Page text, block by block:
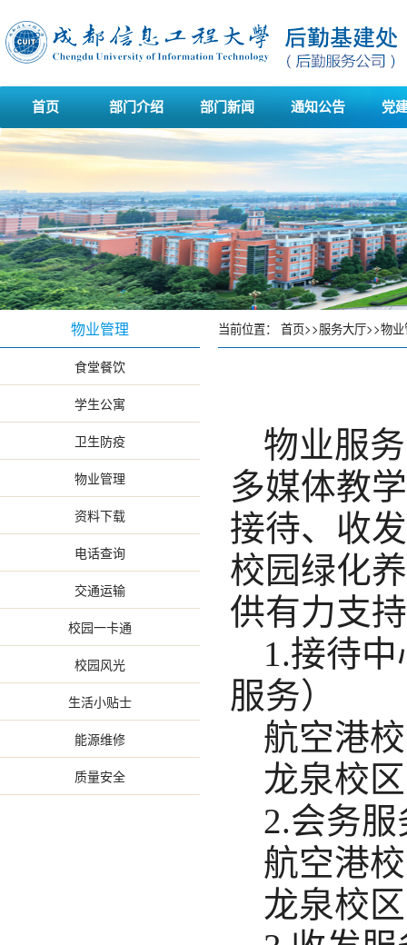
首页 部门介绍 部门新闻 通知公告 党
物业管理
食堂餐饮
学生公寓
卫生防疫
物业管理
资料下载
电话查询
交通运输
校园一卡通
校园风光
生活小贴士
能源维修
质量安全
当前位置： 首页>>服务大厅>>物
物业服
多媒体教
接待、收
校园绿化
供有力支
1.接待
服务）
航空港
龙泉校
2.会务服
航空港
龙泉校